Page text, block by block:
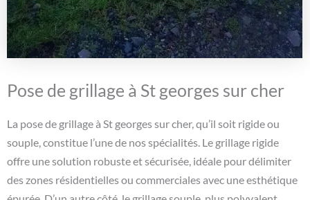
Pose de grillage à St georges sur cher
La pose de grillage à St georges sur cher, qu’il soit rigide ou
souple, constitue l’une de nos spécialités. Le grillage rigide
offre une solution robuste et sécurisée, idéale pour délimiter
des zones résidentielles ou commerciales avec une esthétique